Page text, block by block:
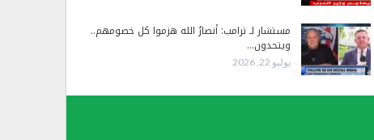
مستشار لـ ترامب: أنصارُ الله هزموا كل خصومهم..
ويتحدون…
يوليو 22, 2026